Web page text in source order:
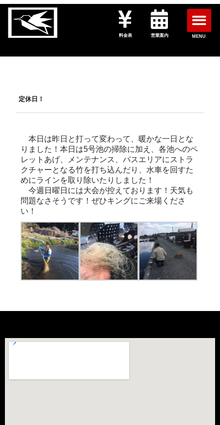
料金表 営業案内 MENU
定休日！
本日は昨日と打って変わって、暖かな一日とな
りました！本日は5号池の掃除に加え、各池へのペ
レットあげ、メンテナンス、バスエリアにストラ
クチャーとなる竹を打ち込んだり、水車を回すた
めにラインを取り除いたりしました！
今週日曜日には大会が控えております！天気も
問題なさそうです！ぜひキングにご来場くださ
い！